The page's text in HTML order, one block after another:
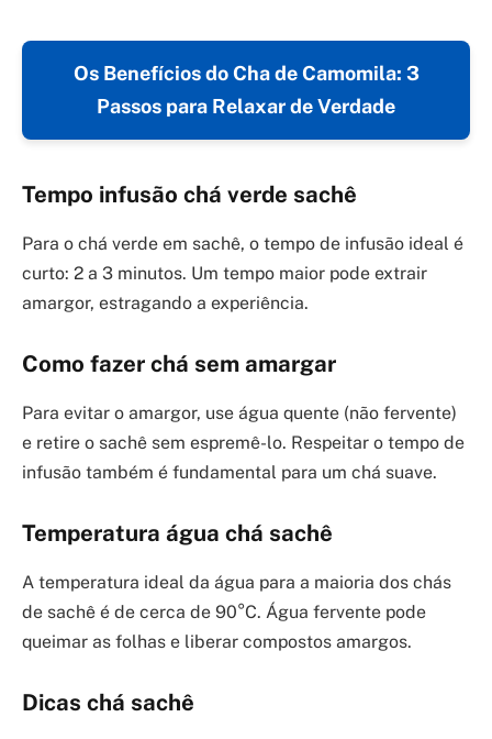
Os Benefícios do Cha de Camomila: 3
Passos para Relaxar de Verdade
Tempo infusão chá verde sachê
Para o chá verde em sachê, o tempo de infusão ideal é
curto: 2 a 3 minutos. Um tempo maior pode extrair
amargor, estragando a experiência.
Como fazer chá sem amargar
Para evitar o amargor, use água quente (não fervente)
e retire o sachê sem espremê-lo. Respeitar o tempo de
infusão também é fundamental para um chá suave.
Temperatura água chá sachê
A temperatura ideal da água para a maioria dos chás
de sachê é de cerca de 90°C. Água fervente pode
queimar as folhas e liberar compostos amargos.
Dicas chá sachê